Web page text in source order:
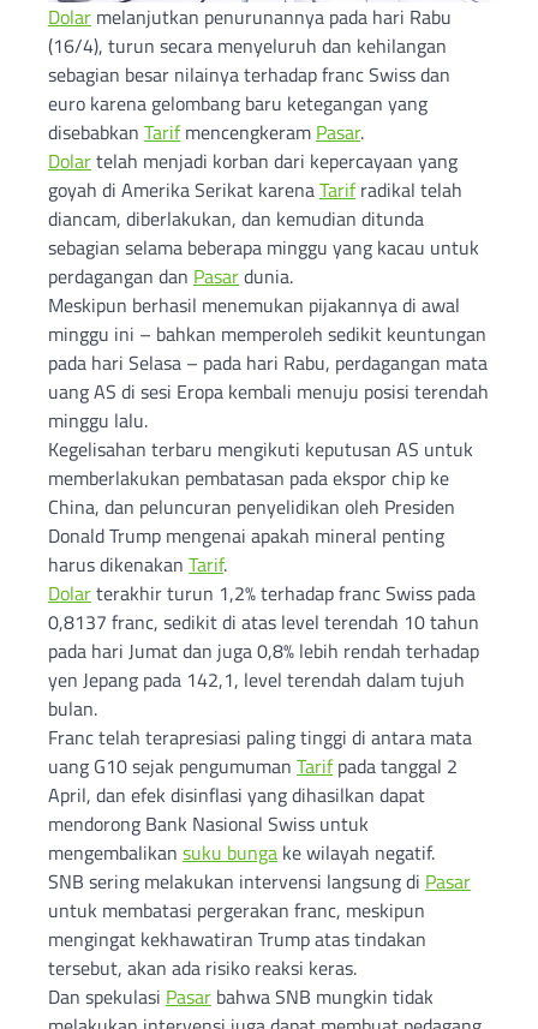
Dolar melanjutkan penurunannya pada hari Rabu
(16/4), turun secara menyeluruh dan kehilangan
sebagian besar nilainya terhadap franc Swiss dan
euro karena gelombang baru ketegangan yang
disebabkan Tarifmencengkeram Pasar.
Dolartelah menjadi korban dari kepercayaan yang
goyah di Amerika Serikat karenaTarifradikal telah
diancam, diberlakukan, dan kemudian ditunda
sebagian selama beberapa minggu yang kacau untuk
perdagangan dan Pasardunia.
Meskipun berhasil menemukan pijakannya di awal
minggu ini – bahkan memperoleh sedikit keuntungan
pada hari Selasa – pada hari Rabu, perdagangan mata
uang AS di sesi Eropa kembali menuju posisi terendah
minggu lalu.
Kegelisahan terbaru mengikuti keputusan AS untuk
memberlakukan pembatasan pada ekspor chip ke
China, dan peluncuran penyelidikan oleh Presiden
Donald Trump mengenai apakah mineral penting
harus dikenakan Tarif.
Dolarterakhir turun 1,2% terhadap franc Swiss pada
0,8137 franc, sedikit di atas level terendah 10 tahun
pada hari Jumat dan juga 0,8% lebih rendah terhadap
yen Jepang pada 142,1, level terendah dalam tujuh
bulan.
Franc telah terapresiasi paling tinggi di antara mata
uang G10 sejak pengumuman Tarifpada tanggal 2
April, dan efek disinflasi yang dihasilkan dapat
mendorong Bank Nasional Swiss untuk
mengembalikan suku bunga ke wilayah negatif.
SNB sering melakukan intervensi langsung di Pasar
untuk membatasi pergerakan franc, meskipun
mengingat kekhawatiran Trump atas tindakan
tersebut, akan ada risiko reaksi keras.
Dan spekulasi Pasar bahwa SNB mungkin tidak